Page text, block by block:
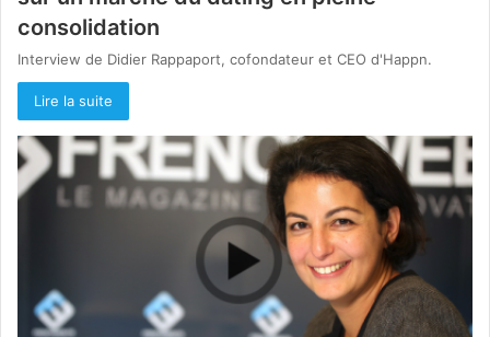
consolidation
Interview de Didier Rappaport, cofondateur et CEO d'Happn.
Lire la suite